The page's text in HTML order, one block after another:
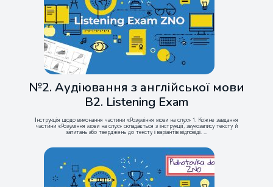
№2. Аудіювання з англійської мови
B2. Listening Exam
Інструкція щодо виконання частини «Розуміння мови на слух» 1. Кожне завдання
частини «Розуміння мови на слух» складається з інструкції, звукозапису тексту й
запитань або тверджень до тексту і варіантів відповіді. ...